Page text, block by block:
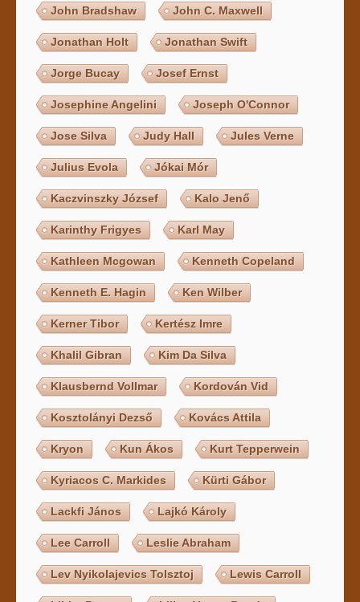
John Bradshaw John C. Maxwell
Jonathan Holt Jonathan Swift
Jorge Bucay Josef Ernst
Josephine Angelini Joseph O'Connor
Jose Silva Judy Hall Jules Verne
Julius Evola Jókai Mór
Kaczvinszky József Kalo Jenő
Karinthy Frigyes Karl May
Kathleen Mcgowan Kenneth Copeland
Kenneth E. Hagin Ken Wilber
Kerner Tibor Kertész Imre
Khalil Gibran Kim Da Silva
Klausbernd Vollmar Kordován Vid
Kosztolányi Dezső Kovács Attila
Kryon Kun Ákos Kurt Tepperwein
Kyriacos C. Markides Kürti Gábor
Lackfi János Lajkó Károly
Lee Carroll Leslie Abraham
Lev Nyikolajevics Tolsztoj Lewis Carroll